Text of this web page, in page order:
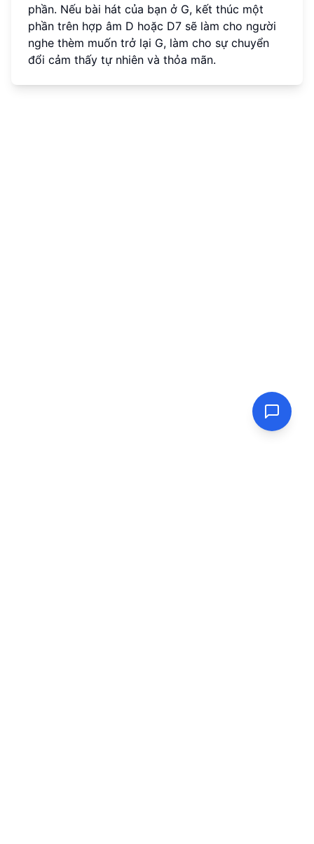
phần. Nếu bài hát của bạn ở G, kết thúc một
phần trên hợp âm D hoặc D7 sẽ làm cho người
nghe thèm muốn trở lại G, làm cho sự chuyển
đổi cảm thấy tự nhiên và thỏa mãn.